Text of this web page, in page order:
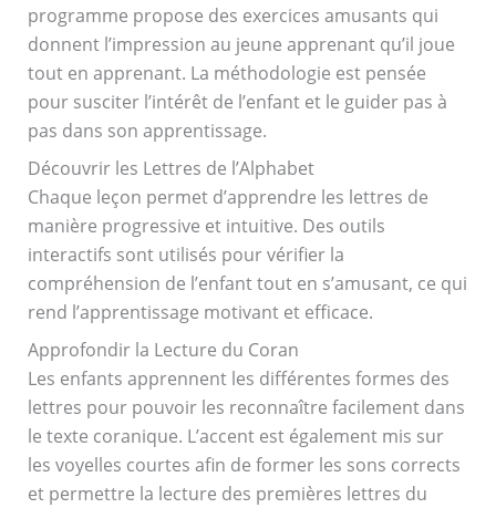
programme propose des exercices amusants qui
donnent l’impression au jeune apprenant qu’il joue
tout en apprenant. La méthodologie est pensée
pour susciter l’intérêt de l’enfant et le guider pas à
pas dans son apprentissage.
Découvrir les Lettres de l’Alphabet
Chaque leçon permet d’apprendre les lettres de
manière progressive et intuitive. Des outils
interactifs sont utilisés pour vérifier la
compréhension de l’enfant tout en s’amusant, ce qui
rend l’apprentissage motivant et efficace.
Approfondir la Lecture du Coran
Les enfants apprennent les différentes formes des
lettres pour pouvoir les reconnaître facilement dans
le texte coranique. L’accent est également mis sur
les voyelles courtes afin de former les sons corrects
et permettre la lecture des premières lettres du